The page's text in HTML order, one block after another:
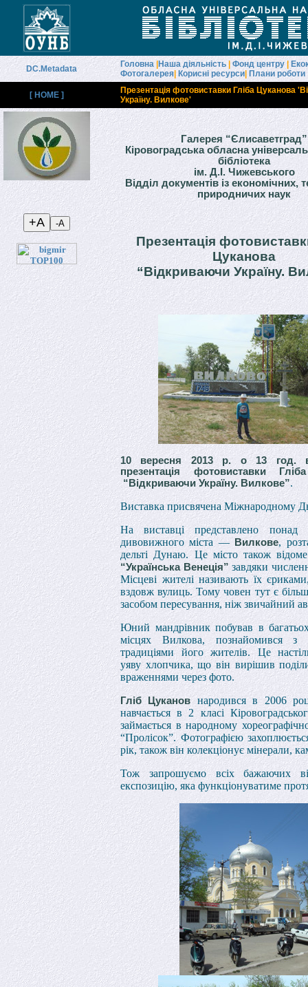
DC.Metadata Головна Наша діяльність Фонд центру |
Фотогалерея Корисні ресурси Плани роботи
[ HOME ]
Презентація фотовиставки Гліба Цуканова
Україну. Вилкове'
Галерея “Єлисаветград”
Кіровоградська обласна
бібліотека
ім. Д.І. Чижевського
Відділ документів із економічних,
природничих наук
Презентація
Цуканова
“Відкриваючи Україну.
10 вересня 2013 р. о 13 год.
презентація фотовиставки
“Відкриваючи Україну. Вилкове”.
Виставка присвячена Міжнародному
На виставці представлено понад
дивовижного міста —Вилкове,
дельті Дунаю. Це місто також
“Українська Венеція” завдяки
Місцеві жителі називають їх
вздовж вулиць. Тому човен тут є
засобом пересування, ніж звичайний
Юний мандрівник побував в
місцях Вилкова, познайомився з
традиціями його жителів. Це
уяву хлопчика, що він вирішив
враженнями через фото.
Гліб Цукановнародився в 2006
навчається в 2 класі
займається в народному
“Пролісок”. Фотографією
рік, також він колекціонує мінерали,
Тож запрошуємо всіх бажаючих
експозицію, яка функціонуватиме